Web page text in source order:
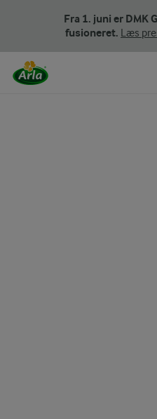
Fra 1. juni er DMK
fusioneret. Læs